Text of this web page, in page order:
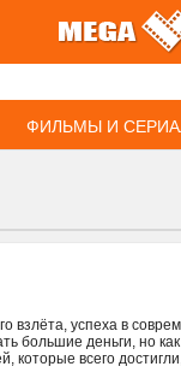
ФИЛЬМЫ И
взлёта, успеха в
большие деньги, но
которые всего